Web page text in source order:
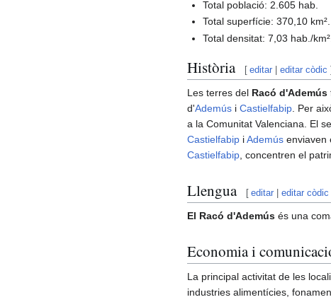
Total població: 2.605 hab.
Total superfície: 370,10 km².
Total densitat: 7,03 hab./km².
Història [ editar |editar còdic
Les terres del Racó d'Ademús
d'Ademús i Castielfabip . Per
a la Comunitat Valenciana. El
Castielfabip iAdemús enviaven
Castielfabip , concentren el
Llengua [ editar |editar còdic
El Racó d'Ademús és una
Economia i
La principal activitat de les
industries alimentícies,